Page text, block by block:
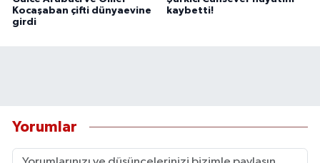
Kocaşaban çifti dünyaevine
girdi
kaybetti!
Yorumlar